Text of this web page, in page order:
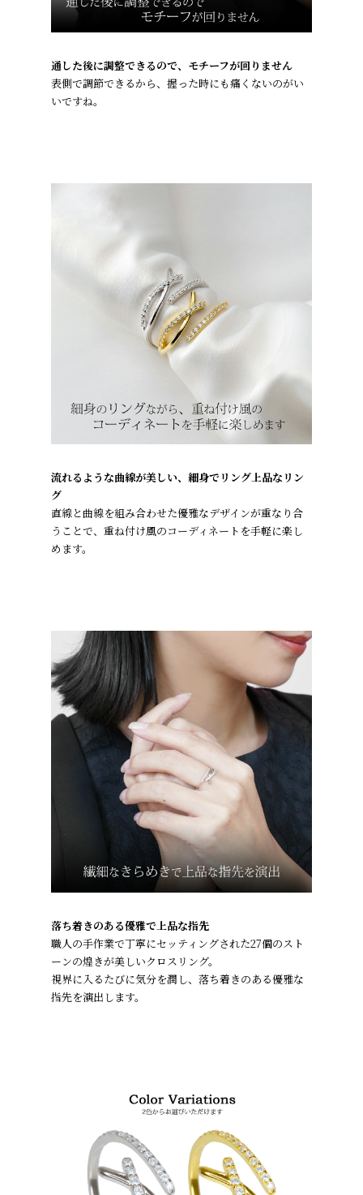
通した後に調整できるので、モチーフが回りません
表側で調節できるから、握った時にも痛くないのがい
いですね。
流れるような曲線が美しい、細身でリング上品なリン
グ
直線と曲線を組み合わせた優雅なデザインが重なり合
うことで、重ね付け風のコーディネートを手軽に楽し
めます。
落ち着きのある優雅で上品な指先
職人の手作業で丁寧にセッティングされた27個のスト
ーンの煌きが美しいクロスリング。
視界に入るたびに気分を潤し、落ち着きのある優雅な
指先を演出します。